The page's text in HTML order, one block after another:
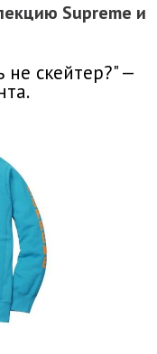
Supreme и
скейтер?" —